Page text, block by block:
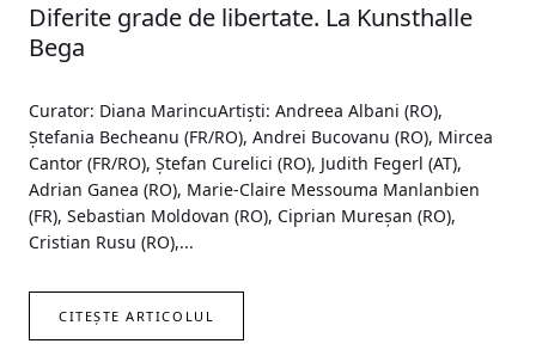
Diferite grade de libertate. La Kunsthalle
Bega
Curator: Diana MarincuArtiști: Andreea Albani (RO),
Ștefania Becheanu (FR/RO), Andrei Bucovanu (RO), Mircea
Cantor (FR/RO), Ștefan Curelici (RO), Judith Fegerl (AT),
Adrian Ganea (RO), Marie-Claire Messouma Manlanbien
(FR), Sebastian Moldovan (RO), Ciprian Mureșan (RO),
Cristian Rusu (RO),...
CITEȘTE ARTICOLUL